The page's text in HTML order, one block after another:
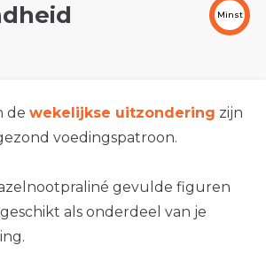
Minst
de wekelijkse uitzondering zijn
voedingspatroon.
gevulde figuren
geschikt als onderdeel van je